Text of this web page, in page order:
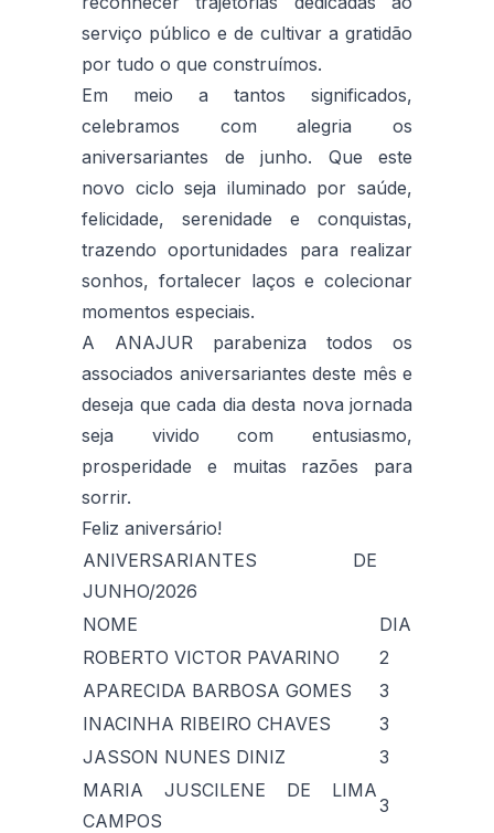
serviço público e de cultivar a gratidão
por tudo o que construímos.
Em meio a tantos significados,
celebramos com alegria os
aniversariantes de junho. Que este
novo ciclo seja iluminado por saúde,
felicidade, serenidade e conquistas,
trazendo oportunidades para realizar
sonhos, fortalecer laços e colecionar
momentos especiais.
A ANAJUR parabeniza todos os
associados aniversariantes deste mês e
deseja que cada dia desta nova jornada
seja vivido com entusiasmo,
prosperidade e muitas razões para
sorrir.
Feliz aniversário!
ANIVERSARIANTES DE
JUNHO/2026
NOME
DIA
ROBERTO VICTOR PAVARINO
2
APARECIDA BARBOSA GOMES
3
INACINHA RIBEIRO CHAVES
3
JASSON NUNES DINIZ
3
MARIA JUSCILENE DE LIMA
CAMPOS
3